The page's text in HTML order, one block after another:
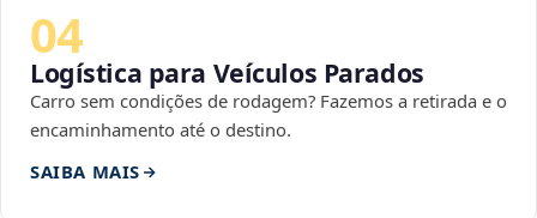
04
Logística para Veículos Parados
Carro sem condições de rodagem? Fazemos a retirada e o
encaminhamento até o destino.
SAIBA MAIS